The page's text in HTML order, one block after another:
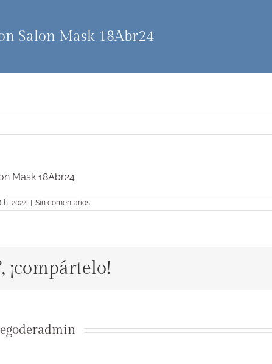
Salon Mask 18Abr24
Mask 18Abr24
2024 Sin comentarios
¡compártelo!